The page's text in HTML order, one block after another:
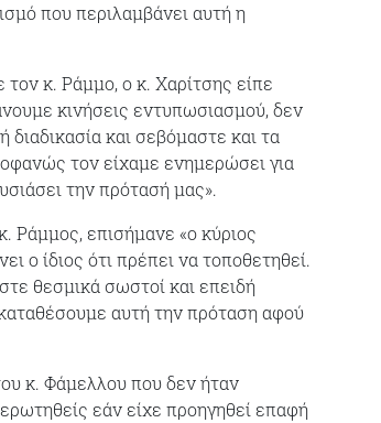
που περιλαμβάνει αυτή η
κ. Ράμμο, ο κ. Χαρίτσης είπε
κινήσεις εντυπωσιασμού, δεν
και σεβόμαστε και τα
τον είχαμε ενημερώσει για
την πρότασή μας».
Ράμμος, επισήμανε «ο κύριος
ο ίδιος ότι πρέπει να τοποθετηθεί.
θεσμικά σωστοί και επειδή
αυτή την πρόταση αφού
κ. Φάμελλου που δεν ήταν
εάν είχε προηγηθεί επαφή